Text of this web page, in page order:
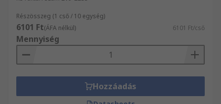
Részösszeg (1 cső / 10 egység)
6101 Ft(ÁFA nélkül) 6101 Ft/cső
Mennyiség
Hozzáadás